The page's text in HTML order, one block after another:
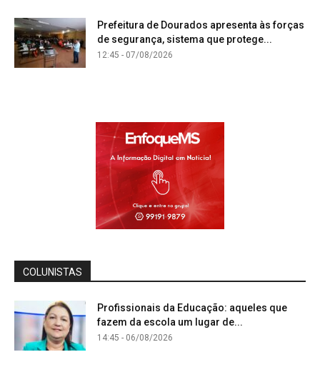
Prefeitura de Dourados apresenta às forças
de segurança, sistema que protege...
12:45 - 07/08/2026
COLUNISTAS
Profissionais da Educação: aqueles que
fazem da escola um lugar de...
14:45 - 06/08/2026